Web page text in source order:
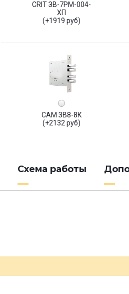
CRIT ЗВ-7РМ-004-
ХП
(+1919 руб)
САМ ЗВ8-8К
(+2132 руб)
Схема работы